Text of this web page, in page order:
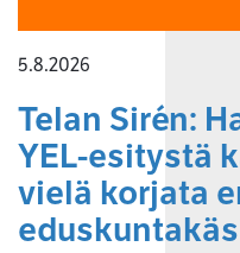
5.8.2026
Telan Sirén:
YEL-esitystä
vielä korjata